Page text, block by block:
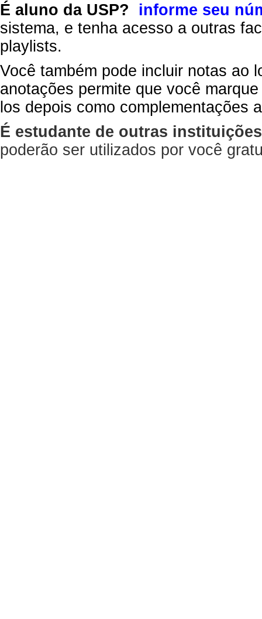
É aluno da USP?
informe seu
sistema, e tenha acesso a outras
playlists.
Você também pode incluir notas ao
anotações permite que você
los depois como complementações
É estudante de outras
poderão ser utilizados por você